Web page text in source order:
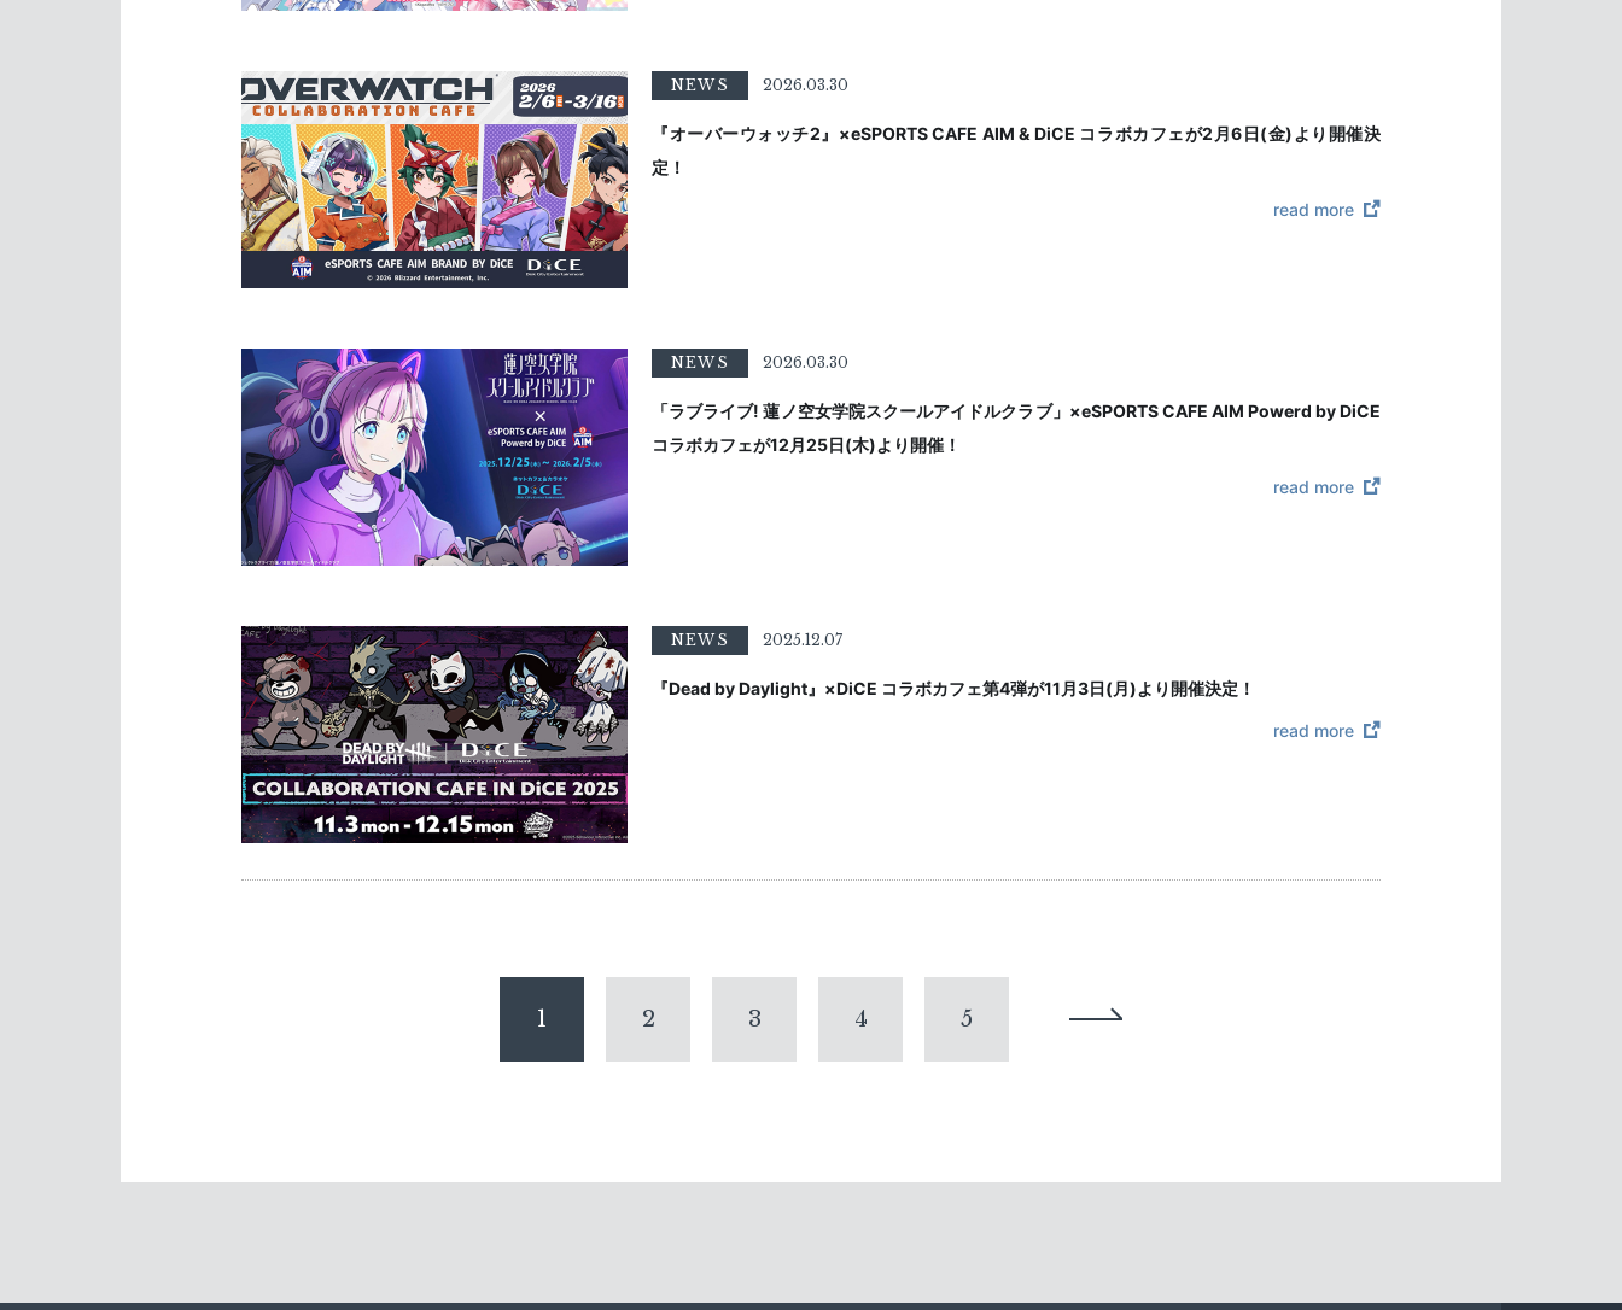
NEWS 2026.03.30
『オーバーウォッチ2』×eSPORTS CAFE AIM & DiCE コラボカフェが2月6日(金)より開催決
定！
read more
NEWS 2026.03.30
「ラブライブ! 蓮ノ空女学院スクールアイドルクラブ」×eSPORTS CAFE AIM Powerd by DiCE
コラボカフェが12月25日(木)より開催！
read more
NEWS 2025.12.07
『Dead by Daylight』×DiCE コラボカフェ第4弾が11月3日(月)より開催決定！
read more
1 2 3 4 5